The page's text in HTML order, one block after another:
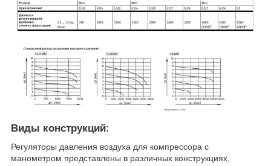
Виды конструкций:
Регуляторы давления воздуха для компрессора с
манометром представлены в различных конструкциях,